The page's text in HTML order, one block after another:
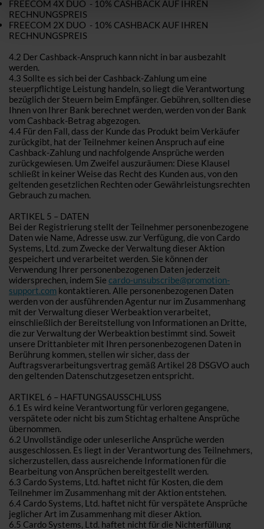
FREECOM 4X DUO - 10% CASHBACK AUF IHREN
RECHNUNGSPREIS
FREECOM 2X DUO - 10% CASHBACK AUF IHREN
RECHNUNGSPREIS
4.2 Der Cashback-Anspruch kann nicht in bar ausbezahlt
werden.
4.3 Sollte es sich bei der Cashback-Zahlung um eine
steuerpflichtige Leistung handeln, so liegt die Verantwortung
bezüglich der Steuern beim Empfänger. Gebühren, sollten diese
Ihnen von Ihrer Bank berechnet werden, werden von der Bank
vom Cashback-Betrag abgezogen.
4.4 Für den Fall, dass der Kunde das Produkt beim Verkäufer
zurückgibt, hat der Teilnehmer keinen Anspruch auf eine
Cashback-Zahlung und nachfolgende Ansprüche werden
zurückgewiesen. Um Zweifel auszuräumen: Diese Klausel
schließt in keiner Weise das Recht des Kunden aus, von den
geltenden gesetzlichen Rechten oder Gewährleistungsrechten
Gebrauch zu machen.
ARTIKEL 5 – DATEN
Bei der Registrierung stellt der Teilnehmer personenbezogene
Daten wie Name, Adresse usw. zur Verfügung, die von Cardo
Systems, Ltd. zum Zwecke der Verwaltung dieser Aktion
gespeichert und verarbeitet werden. Sie können der
Verwendung Ihrer personenbezogenen Daten jederzeit
widersprechen, indem Sie cardo-unsubscribe@promotion-
support.com kontaktieren. Alle personenbezogenen Daten
werden von der ausführenden Agentur nur im Zusammenhang
mit der Verwaltung dieser Werbeaktion verarbeitet,
einschließlich der Bereitstellung von Informationen an Dritte,
die zur Verwaltung der Werbeaktion bestimmt sind. Soweit
unsere Drittanbieter mit Ihren personenbezogenen Daten in
Berührung kommen, stellen wir sicher, dass der
Auftragsverarbeitungsvertrag gemäß Artikel 28 DSGVO auch
den geltenden Datenschutzgesetzen entspricht.
ARTIKEL 6 – HAFTUNGSAUSSCHLUSS
6.1 Es wird keine Verantwortung für verloren gegangene,
verspätete oder nicht bis zum Stichtag erhaltene Ansprüche
übernommen.
6.2 Unvollständige oder unleserliche Ansprüche werden
ausgeschlossen. Es liegt in der Verantwortung des Teilnehmers,
sicherzustellen, dass ausreichende Informationen für die
Bearbeitung von Ansprüchen bereitgestellt werden.
6.3 Cardo Systems, Ltd. haftet nicht für Kosten, die dem
Teilnehmer im Zusammenhang mit der Aktion entstehen.
6.4 Cardo Systems, Ltd. haftet nicht für verspätete Ansprüche
jeglicher Art im Zusammenhang mit dieser Aktion.
6.5 Cardo Systems, Ltd. haftet nicht für die Nichterfüllung